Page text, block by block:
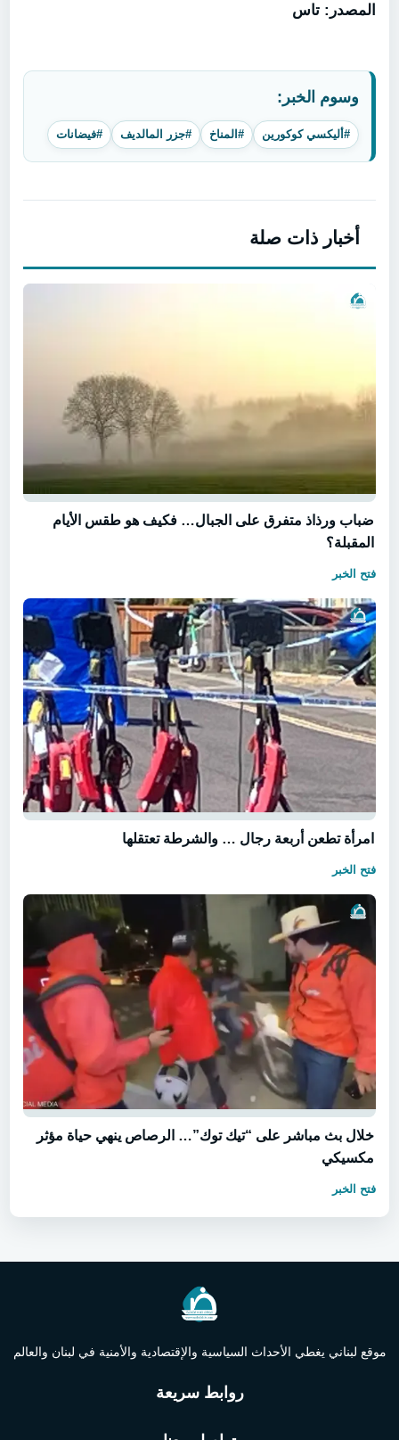
المصدر: تاس
وسوم الخبر:
#أليكسي كوكورين #المناخ #جزر المالديف #فيضانات
أخبار ذات صلة
ضباب ورذاذ متفرق على الجبال… فكيف هو طقس الأيام
المقبلة؟
فتح الخبر
امرأة تطعن أربعة رجال … والشرطة تعتقلها
فتح الخبر
خلال بث مباشر على “تيك توك”… الرصاص ينهي حياة مؤثر
مكسيكي
فتح الخبر
موقع لبناني يغطي الأحداث السياسية والإقتصادية والأمنية في لبنان والعالم
روابط سريعة